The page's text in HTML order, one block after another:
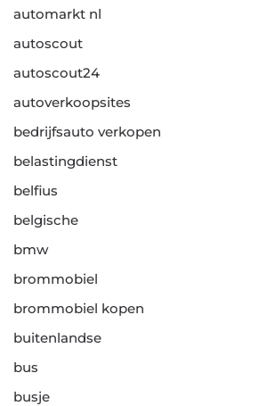
automarkt nl
autoscout
autoscout24
autoverkoopsites
bedrijfsauto verkopen
belastingdienst
belfius
belgische
bmw
brommobiel
brommobiel kopen
buitenlandse
bus
busje